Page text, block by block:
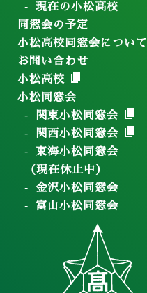
現在の小松高校
同窓会の予定
小松高校同窓会について
お問い合わせ
小松高校
小松同窓会
関東小松同窓会
関西小松同窓会
東海小松同窓会
（現在休止中）
金沢小松同窓会
富山小松同窓会